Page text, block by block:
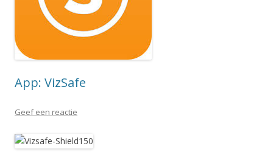
App: VizSafe
Geef een reactie